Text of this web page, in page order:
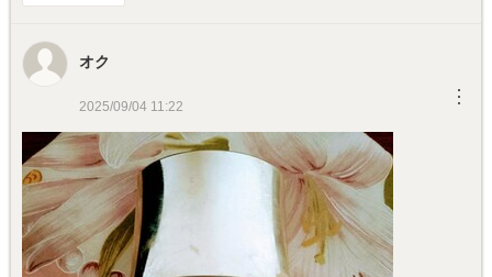
オク
2025/09/04 11:22 ︙